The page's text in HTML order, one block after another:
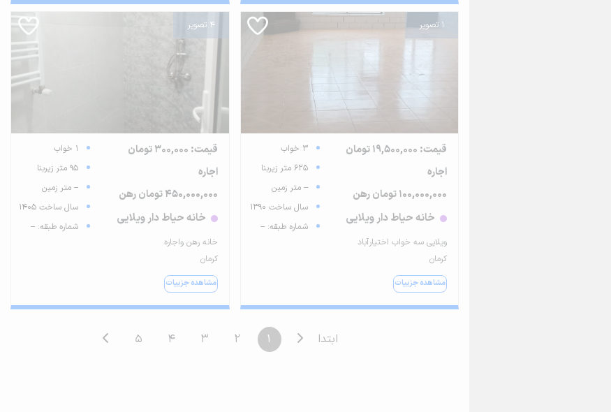
1 تصویر
قیمت: 19,500,000 تومان
اجاره
100,000,000 تومان رهن
خانه حیاط دار ویلایی
ویلایی سه خواب اختیارآباد
کرمان
مشاهده جزییات
3 خواب
625 متر زیربنا
-- متر زمین
سال ساخت 1390
شماره طبقه: --
4 تصویر
قیمت: 300,000 تومان
اجاره
450,000,000 تومان رهن
خانه حیاط دار ویلایی
خانه رهن واجاره
کرمان
مشاهده جزییات
1 خواب
95 متر زیربنا
-- متر زمین
سال ساخت 1405
شماره طبقه: --
ابتدا 1
2
3
4
5